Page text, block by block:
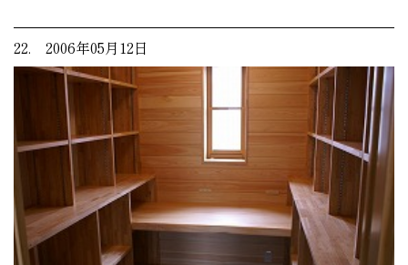
22. 2006年05月12日